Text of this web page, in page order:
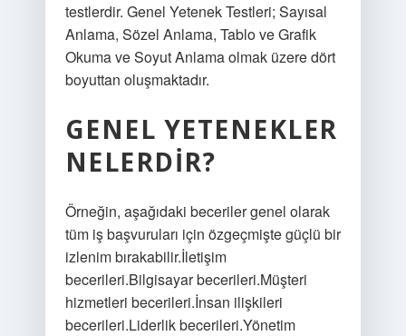
testlerdir. Genel Yetenek Testleri; Sayısal
Anlama, Sözel Anlama, Tablo ve Grafik
Okuma ve Soyut Anlama olmak üzere dört
boyuttan oluşmaktadır.
GENEL YETENEKLER
NELERDIR?
Örneğin, aşağıdaki beceriler genel olarak
tüm iş başvuruları için özgeçmişte güçlü bir
izlenim bırakabilir.İletişim
becerileri.Bilgisayar becerileri.Müşteri
hizmetleri becerileri.İnsan ilişkileri
becerileri.Liderlik becerileri.Yönetim